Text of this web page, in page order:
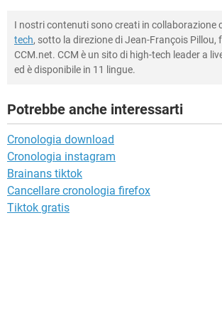
I nostri contenuti sono creati in collaborazione
tech, sotto la direzione di Jean-François Pillou,
CCM.net. CCM è un sito di high-tech leader a
ed è disponibile in 11 lingue.
Potrebbe anche interessarti
Cronologia download
Cronologia instagram
Brainans tiktok
Cancellare cronologia firefox
Tiktok gratis